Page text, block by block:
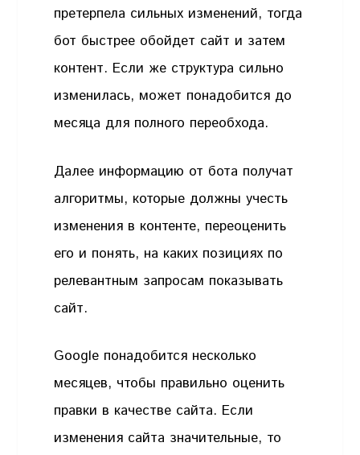
претерпела сильных изменений, тогда
бот быстрее обойдет сайт и затем
контент. Если же структура сильно
изменилась, может понадобится до
месяца для полного переобхода.
Далее информацию от бота получат
алгоритмы, которые должны учесть
изменения в контенте, переоценить
его и понять, на каких позициях по
релевантным запросам показывать
сайт.
Google понадобится несколько
месяцев, чтобы правильно оценить
правки в качестве сайта. Если
изменения сайта значительные, то